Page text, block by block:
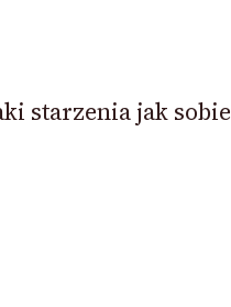
starzenia jak sobie